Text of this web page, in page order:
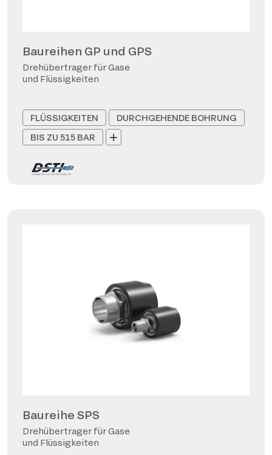
Baureihen GP und GPS
Drehübertrager für Gase
und Flüssigkeiten
FLÜSSIGKEITEN
DURCHGEHENDE BOHRUNG
BIS ZU 515 BAR
Baureihe SPS
Drehübertrager für Gase
und Flüssigkeiten